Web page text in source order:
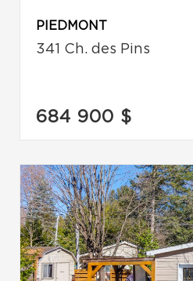
PIEDMONT
341 Ch. des Pins
684 900 $